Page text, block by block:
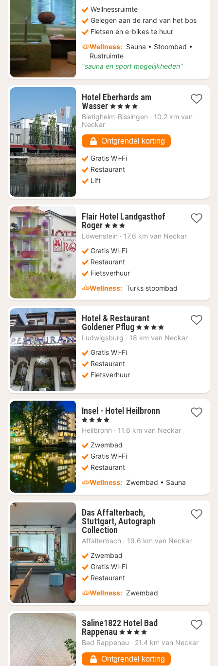
Wellnessruimte
Gelegen aan de rand van het bos
Fietsen en e-bikes te huur
Wellness: Sauna • Stoombad •
Rustruimte
"sauna en sport mogelijkheden"
Hotel Eberhards am
Wasser1
nacht
158,98
, 4 Sterren
Bietigheim-Bissingen · 10.2 km van
Neckar
Ontgrendel korting
Gratis Wi-Fi
Restaurant
Lift
Flair Hotel Landgasthof
Roger1
nacht
€
80,58
, 3 Sterren
Löwenstein · 17.6 km van Neckar
Gratis Wi-Fi
Restaurant
Fietsverhuur
Wellness: Turks stoombad
Hotel & Restaurant
Goldener Pflug1
nacht
, 4 Sterren
Ludwigsburg · 18 km van Neckar
Gratis Wi-Fi
Restaurant
Fietsverhuur
Insel - Hotel Heilbronn1
vanaf
, 4 Sterren
Heilbronn · 11.6 km van Neckar
Zwembad
Gratis Wi-Fi
Restaurant
Wellness: Zwembad • Sauna
Das Affalterbach,
Stuttgart, Autograph
Collection1
nacht
€
104,67
Affalterbach · 19.6 km van Neckar
Zwembad
Gratis Wi-Fi
Restaurant
Wellness: Zwembad
Saline1822 Hotel Bad
Rappenau 1
nacht
€
, 4 Sterren
Bad Rappenau · 21.4 km van Neckar
Ontgrendel korting